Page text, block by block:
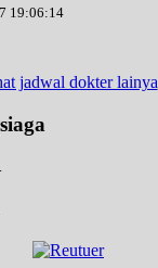
19:06:14
jadwal dokter lainya